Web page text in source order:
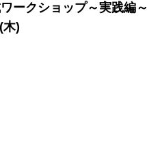
ークショップ～実践編～
木)